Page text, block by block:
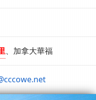
、加拿大華福